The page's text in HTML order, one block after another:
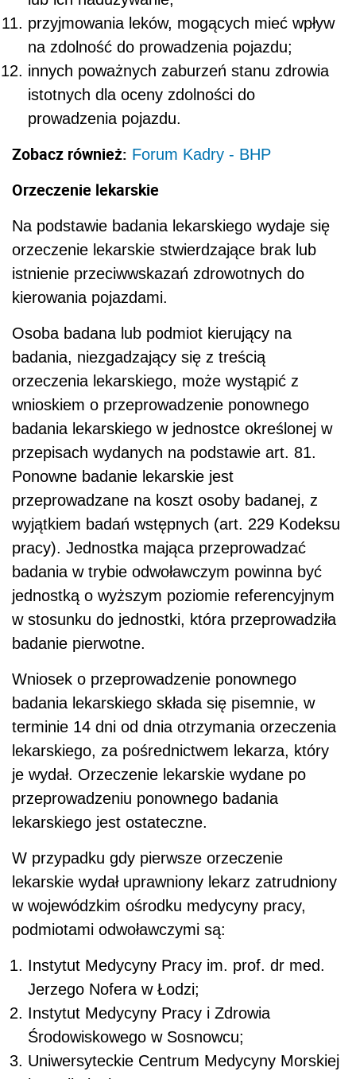
przyjmowania leków, mogących mieć wpływ
na zdolność do prowadzenia pojazdu;
innych poważnych zaburzeń stanu zdrowia
istotnych dla oceny zdolności do
prowadzenia pojazdu.
Zobacz również: Forum Kadry - BHP
Orzeczenie lekarskie
Na podstawie badania lekarskiego wydaje się
orzeczenie lekarskie stwierdzające brak lub
istnienie przeciwwskazań zdrowotnych do
kierowania pojazdami.
Osoba badana lub podmiot kierujący na
badania, niezgadzający się z treścią
orzeczenia lekarskiego, może wystąpić z
wnioskiem o przeprowadzenie ponownego
badania lekarskiego w jednostce określonej w
przepisach wydanych na podstawie art. 81.
Ponowne badanie lekarskie jest
przeprowadzane na koszt osoby badanej, z
wyjątkiem badań wstępnych (art. 229 Kodeksu
pracy). Jednostka mająca przeprowadzać
badania w trybie odwoławczym powinna być
jednostką o wyższym poziomie referencyjnym
w stosunku do jednostki, która przeprowadziła
badanie pierwotne.
Wniosek o przeprowadzenie ponownego
badania lekarskiego składa się pisemnie, w
terminie 14 dni od dnia otrzymania orzeczenia
lekarskiego, za pośrednictwem lekarza, który
je wydał. Orzeczenie lekarskie wydane po
przeprowadzeniu ponownego badania
lekarskiego jest ostateczne.
W przypadku gdy pierwsze orzeczenie
lekarskie wydał uprawniony lekarz zatrudniony
w wojewódzkim ośrodku medycyny pracy,
podmiotami odwoławczymi są:
Instytut Medycyny Pracy im. prof. dr med.
Jerzego Nofera w Łodzi;
Instytut Medycyny Pracy i Zdrowia
Środowiskowego w Sosnowcu;
Uniwersyteckie Centrum Medycyny Morskiej